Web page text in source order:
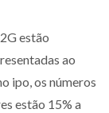
estão
ao
ipo, os números
estão 15% a